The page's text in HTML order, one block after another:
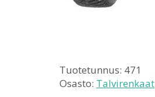
Tuotetunnus: 471
Osasto: Talvirenkaat